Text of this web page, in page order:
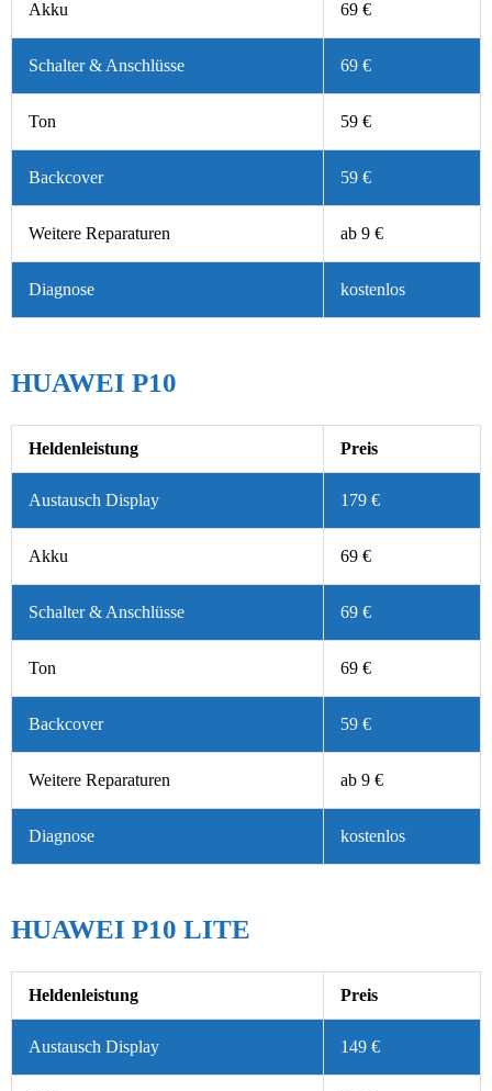
Akku 69 €
Schalter & Anschlüsse 69 €
Ton 59 €
Backcover 59 €
Weitere Reparaturen ab 9 €
Diagnose kostenlos
HUAWEI P10
Heldenleistung Preis
Austausch Display 179 €
Akku 69 €
Schalter & Anschlüsse 69 €
Ton 69 €
Backcover 59 €
Weitere Reparaturen ab 9 €
Diagnose kostenlos
HUAWEI P10 LITE
Heldenleistung Preis
Austausch Display 149 €